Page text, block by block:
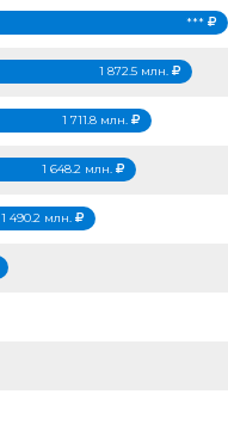
***
1 872.5 млн.
1 711.8 млн.
1 648.2 млн.
1 490.2 млн.